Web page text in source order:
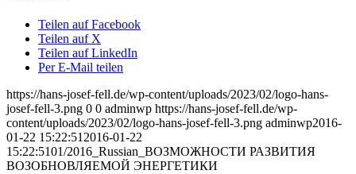
Teilen auf Facebook
Teilen auf X
Teilen auf LinkedIn
Per E-Mail teilen
https://hans-josef-fell.de/wp-content/uploads/2023/02/logo-hans-
josef-fell-3.png 0 0 adminwp https://hans-josef-fell.de/wp-
content/uploads/2023/02/logo-hans-josef-fell-3.png adminwp2016-
01-22 15:22:51 2016-01-22
15:22:5101/2016_Russian_ВОЗМОЖНОСТИ РАЗВИТИЯ
ВОЗОБНОВЛЯЕМОЙ ЭНЕРГЕТИКИ